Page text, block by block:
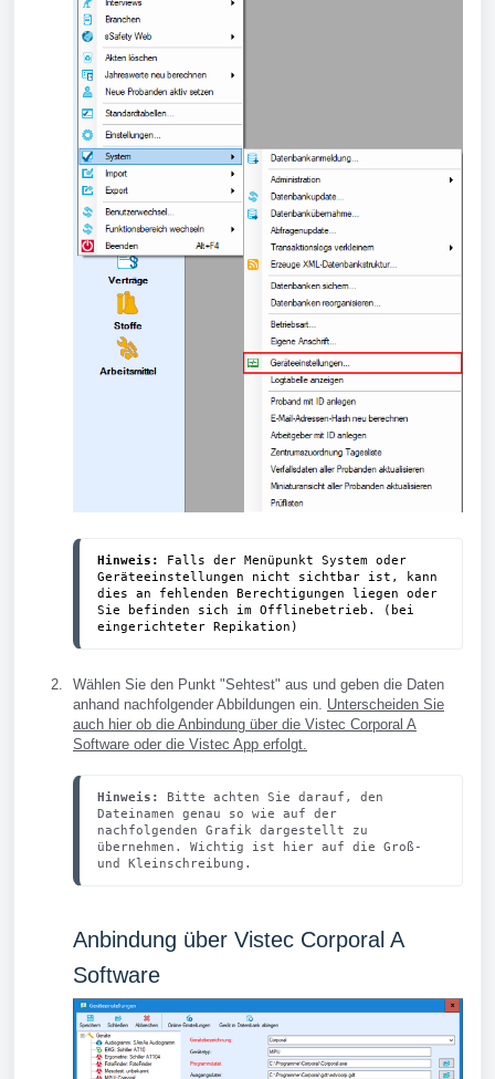
Hinweis:
Falls der Menüpunkt System oder
Geräteeinstellungen nicht sichtbar ist, kann
dies an fehlenden Berechtigungen liegen oder
Sie befinden sich im Offlinebetrieb. (bei
eingerichteter Repikation)
Wählen Sie den Punkt "Sehtest" aus und geben die Daten
anhand nachfolgender Abbildungen ein. Unterscheiden Sie
auch hier ob die Anbindung über die Vistec Corporal A
Software oder die Vistec App erfolgt.
Hinweis:
Bitte achten Sie darauf, den
Dateinamen genau so wie auf der
nachfolgenden Grafik dargestellt zu
übernehmen. Wichtig ist hier auf die Groß-
und Kleinschreibung.
Anbindung über Vistec Corporal A
Software